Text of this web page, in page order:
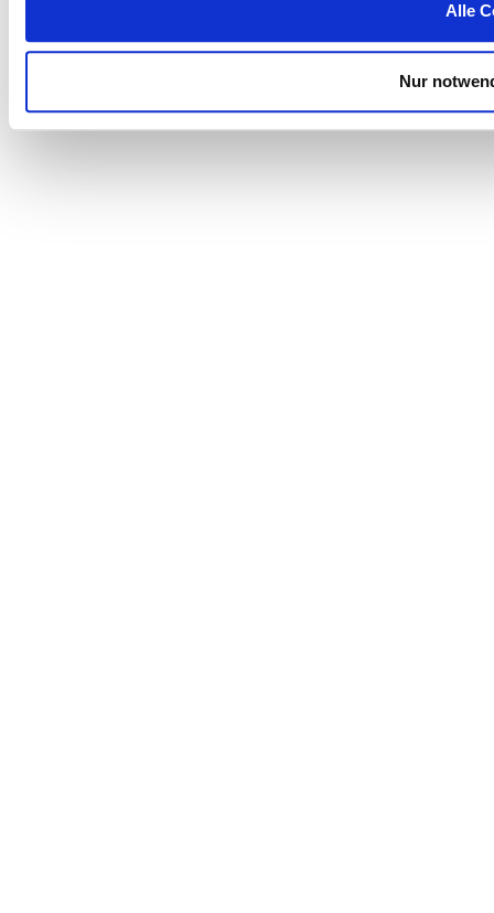
Alle
Nur